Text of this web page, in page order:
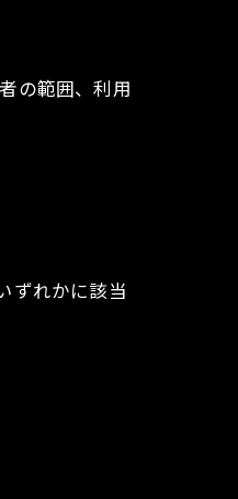
の範囲、利用
ずれかに該当